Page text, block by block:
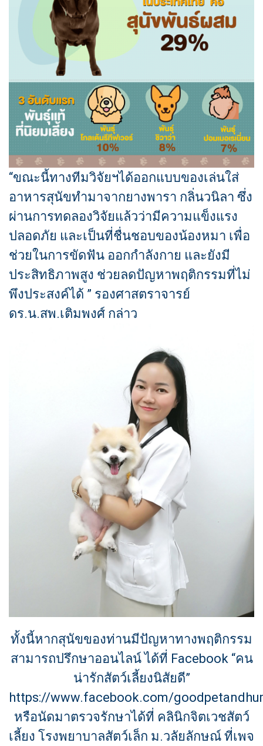
“ขณะนี้ทางทีมวิจัยฯได้ออกแบบของเล่นใส่
อาหารสุนัขทำมาจากยางพารา กลิ่นวนิลา ซึ่ง
ผ่านการทดลองวิจัยแล้วว่ามีความแข็งแรง
ปลอดภัย และเป็นที่ชื่นชอบของน้องหมา เพื่อ
ช่วยในการขัดฟัน ออกกำลังกาย และยังมี
ประสิทธิภาพสูง ช่วยลดปัญหาพฤติกรรมที่ไม่
พึงประสงค์ได้ ” รองศาสตราจารย์
ดร.น.สพ.เติมพงศ์ กล่าว
ทั้งนี้หากสุนัขของท่านมีปัญหาทางพฤติกรรม
สามารถปรึกษาออนไลน์ ได้ที่ Facebook “คน
น่ารักสัตว์เลี้ยงนิสัยดี”
https://www.facebook.com/
หรือนัดมาตรวจรักษาได้ที่ คลินิกจิตเวชสัตว์
เลี้ยง โรงพยาบาลสัตว์เล็ก ม.วลัยลักษณ์ ที่เพจ